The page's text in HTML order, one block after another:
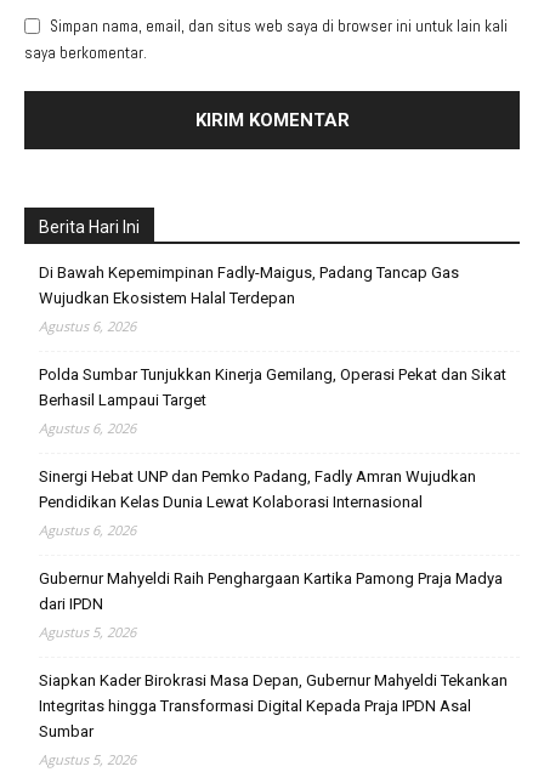
Simpan nama, email, dan situs web saya di browser ini untuk lain kali
saya berkomentar.
Berita Hari Ini
Di Bawah Kepemimpinan Fadly-Maigus, Padang Tancap Gas
Wujudkan Ekosistem Halal Terdepan
Agustus 6, 2026
Polda Sumbar Tunjukkan Kinerja Gemilang, Operasi Pekat dan Sikat
Berhasil Lampaui Target
Agustus 6, 2026
Sinergi Hebat UNP dan Pemko Padang, Fadly Amran Wujudkan
Pendidikan Kelas Dunia Lewat Kolaborasi Internasional
Agustus 6, 2026
Gubernur Mahyeldi Raih Penghargaan Kartika Pamong Praja Madya
dari IPDN
Agustus 5, 2026
Siapkan Kader Birokrasi Masa Depan, Gubernur Mahyeldi Tekankan
Integritas hingga Transformasi Digital Kepada Praja IPDN Asal
Sumbar
Agustus 5, 2026